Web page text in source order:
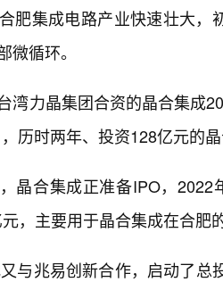
肥集成电路产业快速壮大
微循环。
湾力晶集团合资的晶合集成
历时两年、投资128亿元的
晶合集成正准备IPO，
，主要用于晶合集成在合肥
与兆易创新合作，启动了